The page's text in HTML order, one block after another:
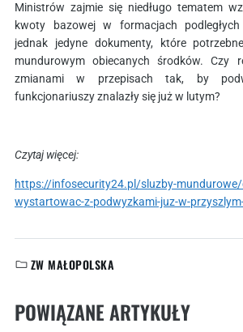
Ministrów zajmie się niedługo tematem
kwoty bazowej w formacjach
jednak jedyne dokumenty, które
mundurowym obiecanych środków. Czy
zmianami w przepisach tak, by
funkcjonariuszy znalazły się już w lutym?
Czytaj więcej:
https://infosecurity24.pl/sluzby-mundurowe/
wystartowac-z-podwyzkami-juz-w-
KATEGORIE:
ZW MAŁOPOLSKA
POWIĄZANE ARTYKUŁY